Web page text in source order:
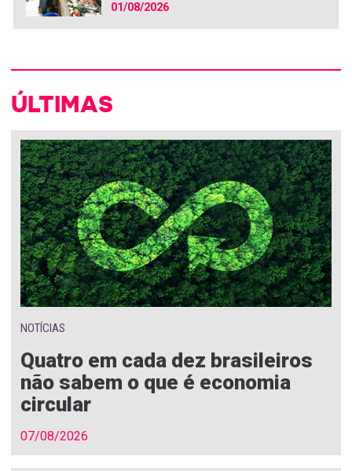
01/08/2026
ÚLTIMAS
NOTÍCIAS
Quatro em cada dez brasileiros
não sabem o que é economia
circular
07/08/2026